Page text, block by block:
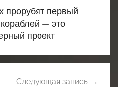
прорубят первый
— это
проект
Следующая запись